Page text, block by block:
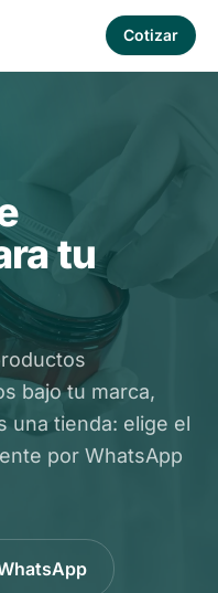
Cotizar
tu
bajo tu marca,
una tienda: elige el
por WhatsApp